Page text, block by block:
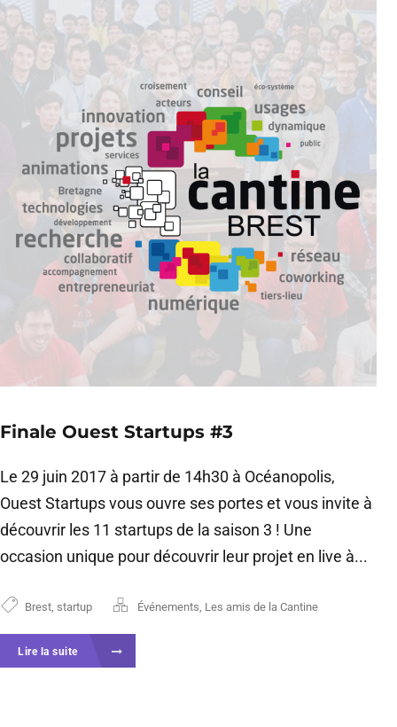
Finale Ouest Startups #3
Le 29 juin 2017 à partir de 14h30 à Océanopolis,
Ouest Startups vous ouvre ses portes et vous invite à
découvrir les 11 startups de la saison 3 ! Une
occasion unique pour découvrir leur projet en live à...
Brest startup Événements Les amis de la Cantine
Lire la suite